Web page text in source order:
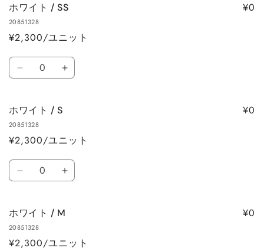
の
カ
ー
ト
ホワイト / SS
20851328
¥2,300/ユニット
¥0
数
量
ト
/
SS
数
量
減
ら
す
ホ
SS
数
量
増
す
ホワイト / S
20851328
¥2,300/ユニット
¥0
数
量
ト
/
S
ホ
ト
S
ホワイト / M
20851328
¥2,300/ユニット
¥0